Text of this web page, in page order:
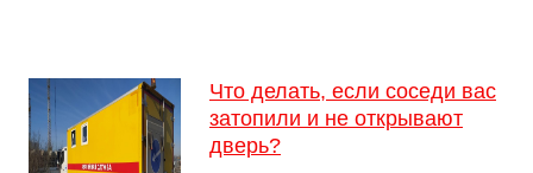
Что делать, если соседи вас
затопили и не открывают
дверь?